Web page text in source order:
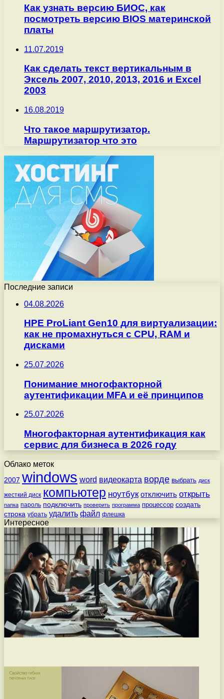
Как узнать версию БИОС, как
посмотреть версию BIOS материнской
платы
11.07.2019
Как сделать текст вертикальным в
Эксель 2007, 2010, 2013, 2016 и Excel
2003
16.08.2019
Что такое маршрутизатор.
Маршрутизатор что это
Последние записи
04.08.2026
HPE ProLiant Gen10 для виртуализации:
как не промахнуться с CPU, RAM и
дисками
25.07.2026
Понимание многофакторной
аутентификации MFA и её принципов
25.07.2026
Многофакторная аутентификация как
сервис для бизнеса в 2026 году
Облако меток
2007 windows word видеокарта ворде выбрать диск
жесткий диск компьютер ноутбук отключить открыть
папка пароль подключить проверить программа процессор создать
строка убрать удалить файл флешка
Интересное